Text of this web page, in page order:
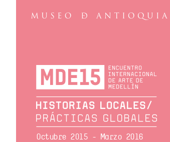
Octubre 2015 - Marzo 2016